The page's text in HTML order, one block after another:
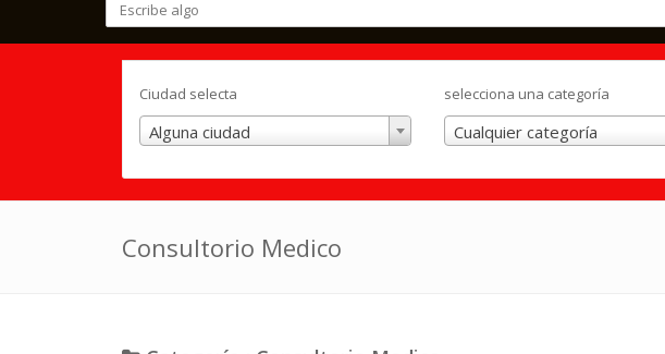
Ciudad selecta
Alguna ciudad
selecciona una categoría
Cualquier categoría
Consultorio Medico